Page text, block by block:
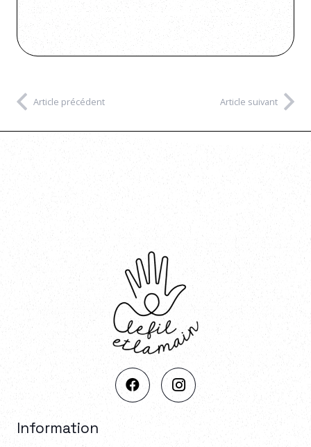
Article précédent Article suivant
Information